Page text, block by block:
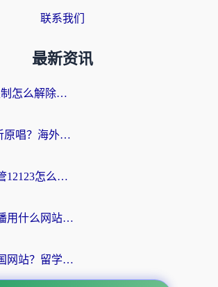
联系我们
最新资讯
优酷手机app地域限制怎么解除？海外党亲测有效的追剧方案
全民K歌国外如何听原唱？海外党亲测有效的回国加速器选择指南
在海外如果使用交管12123怎么处理？留学生亲测有效的回国加速方案
海外看国内电视直播用什么网站比较好？一篇解决你所有追剧难题的实用指南
在国外如何打开中国网站？留学生与海外华人的无缝访问指南